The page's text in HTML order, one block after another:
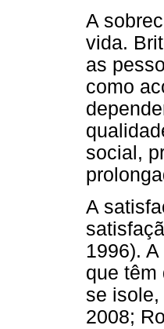
A
vida.
as
como
social,
A
1996).
que têm
se
2008;